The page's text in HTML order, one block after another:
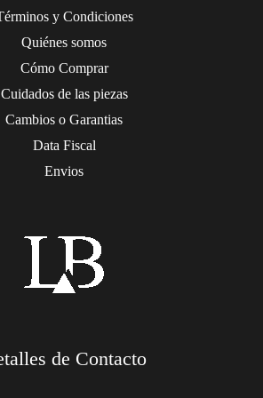
y Condiciones
Quiénes somos
Cómo Comprar
Cuidados de las piezas
Cambios o Garantias
Data Fiscal
Envios
de Contacto